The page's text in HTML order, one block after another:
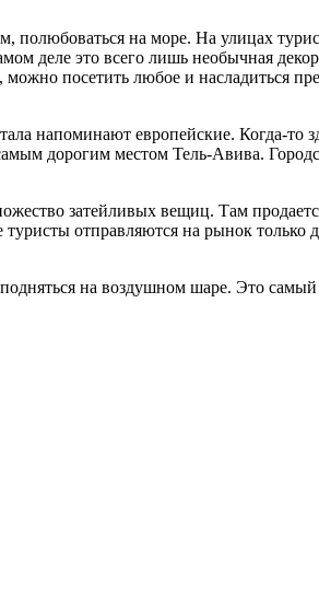
полюбоваться на море. На улицах
деле это всего лишь необычная
посетить любое и насладиться
напоминают европейские. Когда-то
дорогим местом Тель-Авива.
затейливых вещиц. Там
отправляются на рынок только
на воздушном шаре. Это